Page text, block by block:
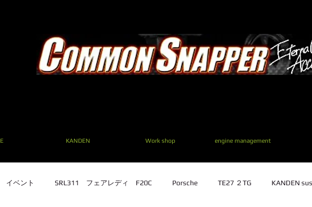
KANDEN Work shop engine management
イベント SRL311 フェアレディ F20C Porsche TE27 ２TG KANDEN